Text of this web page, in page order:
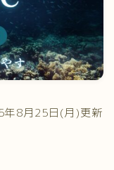
年8月25日(月)更新